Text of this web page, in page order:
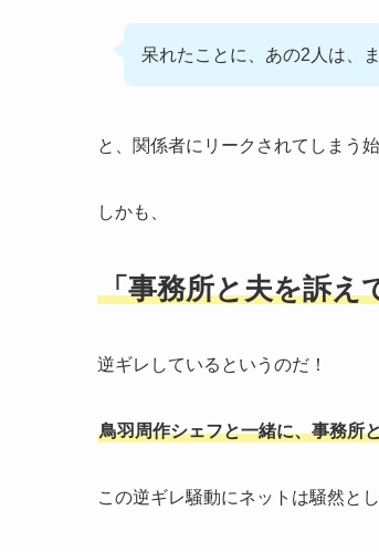
呆れたことに、あの2人は、
と、関係者にリークされてしまう始
しかも、
「事務所と夫を訴え
逆ギレしているというのだ！
鳥羽周作シェフと一緒に、事務所
この逆ギレ騒動にネットは騒然とし